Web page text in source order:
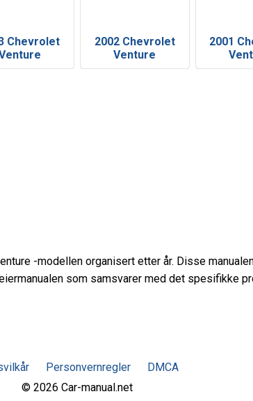
Chevrolet
2002 Chevrolet
Venture
2001
-modellen organisert etter år. Disse
som samsvarer med det spesifikke
Personvernregler
DMCA
© 2026 Car-manual.net